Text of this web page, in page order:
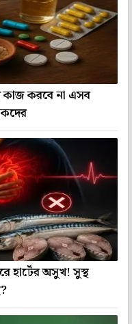
কাজ করবে না এসব
হার্টের অসুখ! সুস্থ